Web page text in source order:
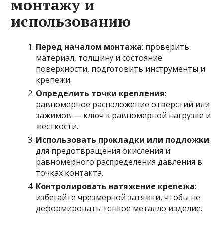
монтажу и
использованию
Перед началом монтажа: проверить
материал, толщину и состояние
поверхности, подготовить инструменты и
крепежи.
Определить точки крепления:
равномерное расположение отверстий или
зажимов — ключ к равномерной нагрузке и
жесткости.
Использовать прокладки или подложки:
для предотвращения окисления и
равномерного распределения давления в
точках контакта.
Контролировать натяжение крепежа:
избегайте чрезмерной затяжки, чтобы не
деформировать тонкое металло изделие.